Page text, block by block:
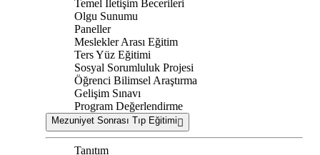
Temel İletişim Becerileri
Olgu Sunumu
Paneller
Meslekler Arası Eğitim
Ters Yüz Eğitimi
Sosyal Sorumluluk Projesi
Öğrenci Bilimsel Araştırma
Gelişim Sınavı
Program Değerlendirme
Mezuniyet Sonrası Tıp Eğitimi
Tanıtım